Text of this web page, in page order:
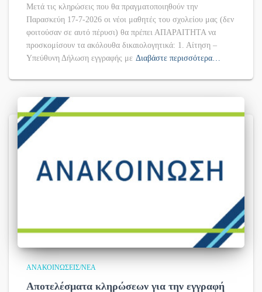
Μετά τις κληρώσεις που θα πραγματοποιηθούν την
Παρασκεύη 17-7-2026 οι νέοι μαθητές του σχολείου μας (δεν
φοιτούσαν σε αυτό πέρυσι) θα πρέπει ΑΠΑΡΑΙΤΗΤΑ να
προσκομίσουν τα ακόλουθα δικαιολογητικά: 1. Αίτηση –
Υπεύθυνη Δήλωση εγγραφής με Διαβάστε περισσότερα…
ΑΝΑΚΟΙΝΏΣΕΙΣ/ΝΈΑ
Αποτελέσματα κληρώσεων για την εγγραφή